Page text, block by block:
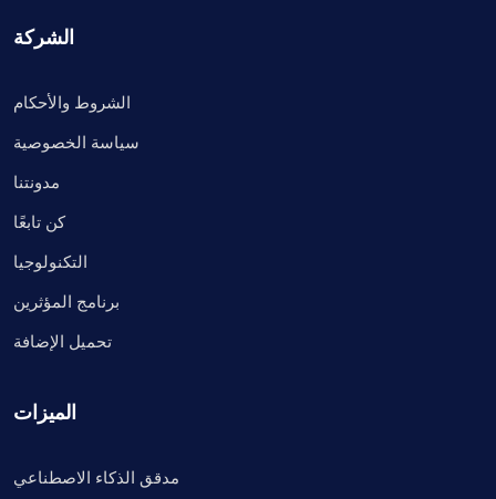
الشركة
الشروط والأحكام
سياسة الخصوصية
مدونتنا
كن تابعًا
التكنولوجيا
برنامج المؤثرين
تحميل الإضافة
الميزات
مدقق الذكاء الاصطناعي